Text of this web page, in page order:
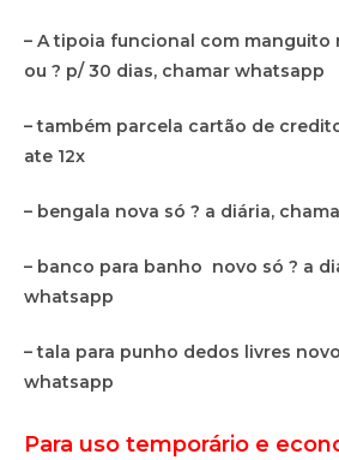
– A tipoia funcional com manguito
ou ? p/ 30 dias, chamar whatsapp
– também parcela cartão de
ate 12x
– bengala nova só ? a diária,
– banco para banho novo só ? a
whatsapp
– tala para punho dedos livres
whatsapp
Para uso temporário e